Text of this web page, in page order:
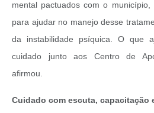
mental pactuados com o município,
para ajudar no manejo desse
da instabilidade psíquica. O que
cuidado junto aos Centro de
afirmou.
Cuidado com escuta, capacitação